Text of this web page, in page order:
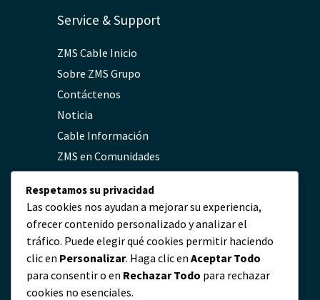
Service & Support
ZMS Cable Inicio
Sobre ZMS Grupo
Contáctenos
Noticia
Cable Información
ZMS en Comunidades
Política de Privacidad
Contacto
servicio@zmscable.es
Respetamos su privacidad
Las cookies nos ayudan a mejorar su experiencia,
ofrecer contenido personalizado y analizar el
tráfico. Puede elegir qué cookies permitir haciendo
clic en Personalizar. Haga clic en Aceptar Todo
para consentir o en Rechazar Todo para rechazar
cookies no esenciales.